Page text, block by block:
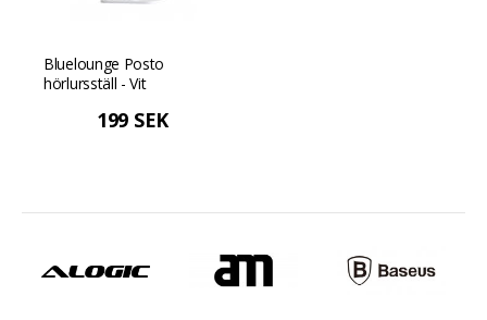
Bluelounge Posto
hörlursställ - Vit
199 SEK